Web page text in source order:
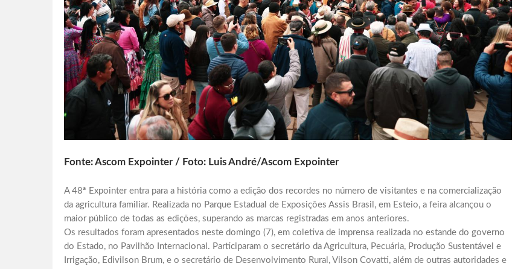
Fonte: Ascom Expointer / Foto: Luis André/Ascom Expointer
A 48ª Expointer entra para a história como a edição dos recordes no número de visitantes e na comercialização
da agricultura familiar. Realizada no Parque Estadual de Exposições Assis Brasil, em Esteio, a feira alcançou o
maior público de todas as edições, superando as marcas registradas em anos anteriores.
Os resultados foram apresentados neste domingo (7), em coletiva de imprensa realizada no estande do governo
do Estado, no Pavilhão Internacional. Participaram o secretário da Agricultura, Pecuária, Produção Sustentável e
Irrigação, Edivilson Brum, e o secretário de Desenvolvimento Rural, Vilson Covatti, além de outras autoridades e